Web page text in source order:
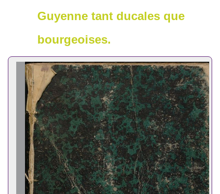
Guyenne tant ducales que
bourgeoises.